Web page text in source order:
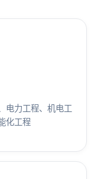
电力工程、机电工
化工程